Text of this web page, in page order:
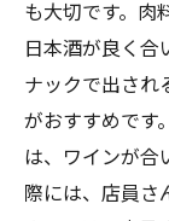
も大切です。肉
日本酒が良く合
ナックで出され
がおすすめです
は、ワインが合
際には、店員さ